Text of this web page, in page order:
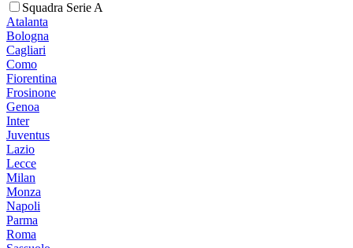
Squadra Serie A
Atalanta
Bologna
Cagliari
Como
Fiorentina
Frosinone
Genoa
Inter
Juventus
Lazio
Lecce
Milan
Monza
Napoli
Parma
Roma